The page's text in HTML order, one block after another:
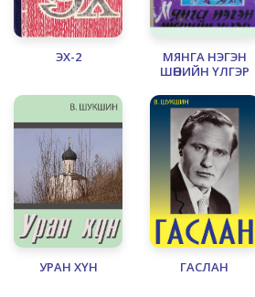
ЭХ-2
МЯНГА НЭГЭН
ШӨНИЙН ҮЛГЭР
УРАН ХҮН ГАСЛАН